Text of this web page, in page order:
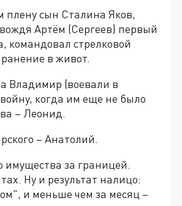
плену сын Сталина Яков,
Артём (Сергеев) первый
командовал стрелковой
в живот.
Владимир (воевали в
когда им еще не было
– Леонид.
– Анатолий.
имущества за границей.
Ну и результат налицо:
и меньше чем за месяц –